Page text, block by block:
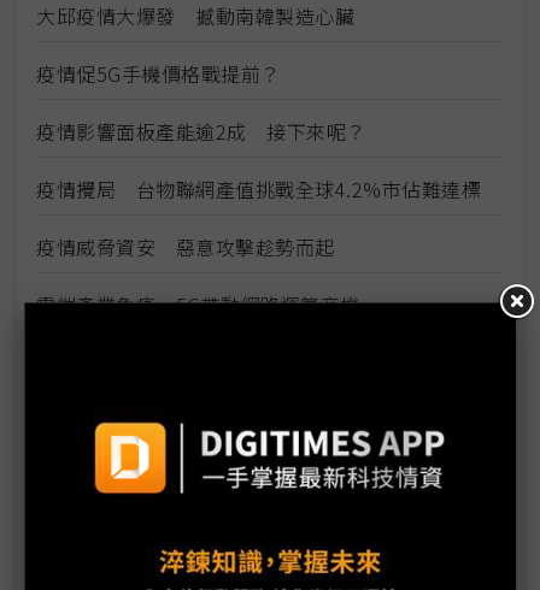
大邱疫情大爆發 撼動南韓製造心臟
疫情促5G手機價格戰提前？
疫情影響面板產能逾2成 接下來呢？
疫情攪局 台物聯網產值挑戰全球4.2%市佔難達標
疫情威脅資安 惡意攻擊趁勢而起
雲端產業免疫 5G帶動網路運算商機
因應疫情影響 供應鏈出招拚復工、推新服務
三星新機染疫 S20 Ultra傳供應不足